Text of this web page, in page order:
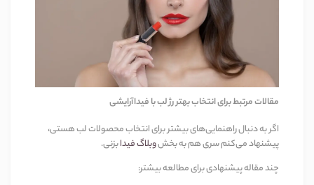
مقالات مرتبط برای انتخاب بهتر رژ لب با فیداآرایشی
اگر به دنبال راهنمایی‌های بیشتر برای انتخاب محصولات لب هستی،
پیشنهاد می‌کنم سری هم به بخشوبلاگ فیدابزنی.
چند مقاله پیشنهادی برای مطالعه بیشتر: